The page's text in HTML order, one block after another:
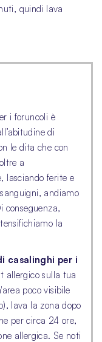
quindi lava
i foruncoli è
di
le dita che con
a
lasciando ferite e
andiamo
conseguenza,
la
casalinghi per i
allergico sulla tua
poco visibile
lava la zona dopo
per circa 24 ore,
allergica. Se noti